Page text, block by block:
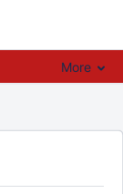
More